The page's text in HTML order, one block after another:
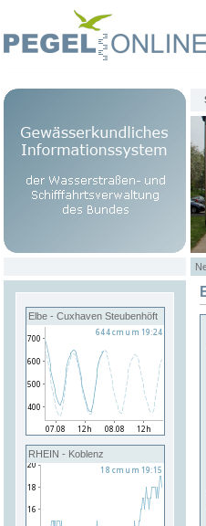
Elbe - Cuxhaven Steubenhöft
RHEIN - Koblenz